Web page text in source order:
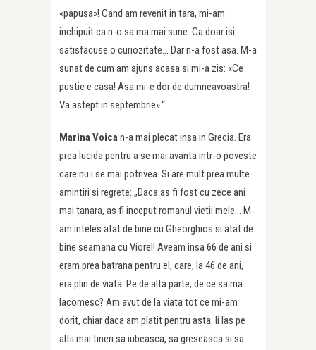
«papusa»! Cand am revenit in tara, mi-am
inchipuit ca n-o sa ma mai sune. Ca doar isi
satisfacuse o curiozitate… Dar n-a fost asa. M-a
sunat de cum am ajuns acasa si mi-a zis: «Ce
pustie e casa! Asa mi-e dor de dumneavoastra!
Va astept in septembrie».“
Marina Voican-a mai plecat insa in Grecia. Era
prea lucida pentru a se mai avanta intr-o poveste
care nu i se mai potrivea. Si are mult prea multe
amintiri si regrete: „Daca as fi fost cu zece ani
mai tanara, as fi inceput romanul vietii mele… M-
am inteles atat de bine cu Gheorghios si atat de
bine seamana cu Viorel! Aveam insa 66 de ani si
eram prea batrana pentru el, care, la 46 de ani,
era plin de viata. Pe de alta parte, de ce sa ma
lacomesc? Am avut de la viata tot ce mi-am
dorit, chiar daca am platit pentru asta. Ii las pe
altii mai tineri sa iubeasca, sa greseasca si sa